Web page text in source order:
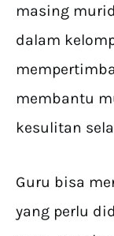
masing
dalam
membantu
kesulitan
Guru bisa
yang perlu